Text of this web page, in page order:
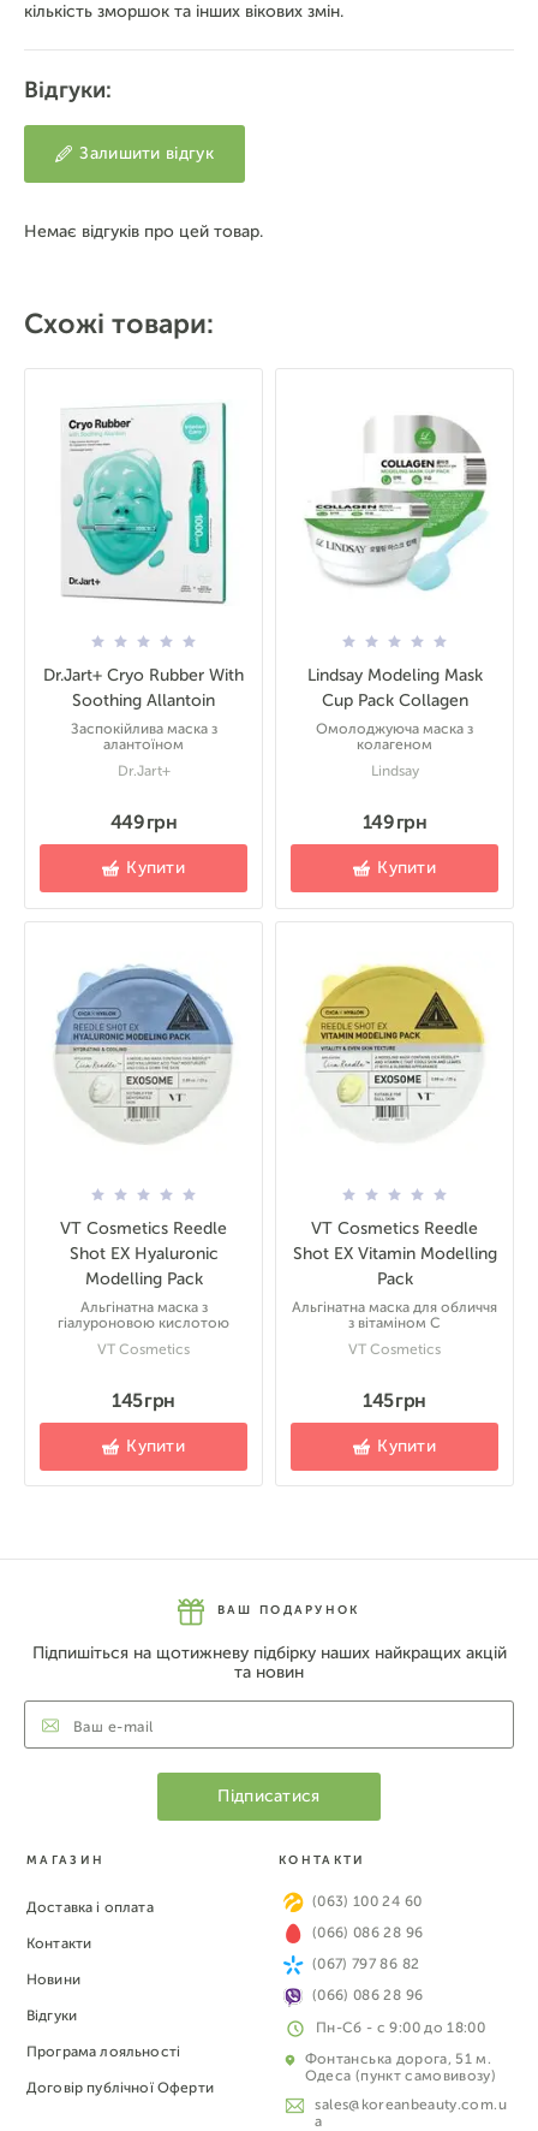
Схожі товари:
Dr.Jart+ Cryo Rubber With
Soothing Allantoin
Заспокійлива маска з
алантоїном
Dr.Jart+
449 грн
Купити
Lindsay Modeling Mask
Cup Pack Collagen
Омолоджуюча маска з
колагеном
Lindsay
149 грн
Купити
VT Cosmetics Reedle
Shot EX Hyaluronic
Modelling Pack
Альгінатна маска з
гіалуроновою кислотою
VT Cosmetics
145 грн
Купити
VT Cosmetics Reedle
Shot EX Vitamin Modelling
Pack
Альгінатна маска для обличчя
з вітаміном С
VT Cosmetics
145 грн
Купити
кількість зморшок та інших вікових змін.
Відгуки:
Залишити відгук
Немає відгуків про цей товар.
ВАШ ПОДАРУНОК
Підпишіться на щотижневу підбірку наших найкращих акцій
та новин
МАГАЗИН
Доставка і оплата
Контакти
Новини
Відгуки
Програма лояльності
Договір публічної Оферти
КОНТАКТИ
(063) 100 24 60
(066) 086 28 96
(067) 797 86 82
(066) 086 28 96
Пн-Сб - с 9:00 до 18:00
Фонтанська дорога, 51 м.
Одеса (пункт самовивозу)
sales@koreanbeauty.com.u
a